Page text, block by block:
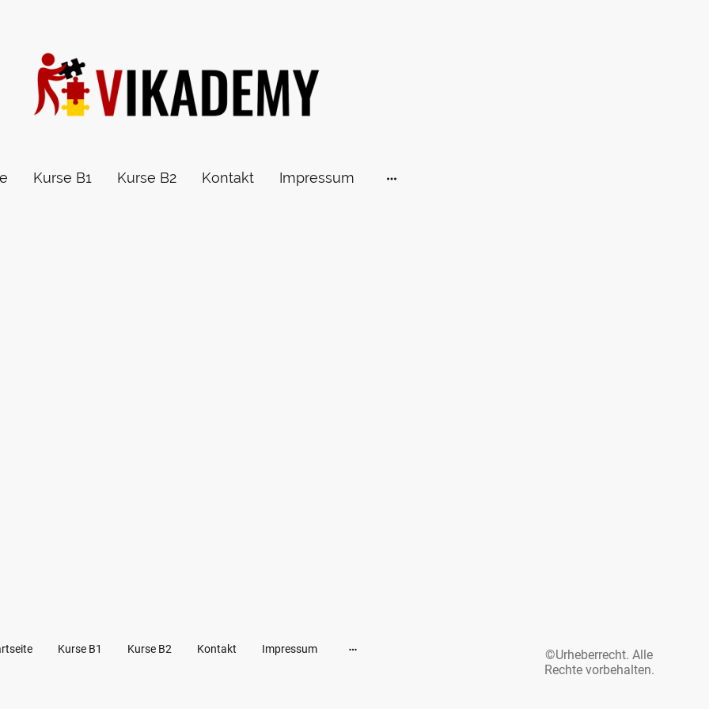
Kurse B1 Kurse B2 Kontakt Impressum
Kurse B1 Kurse B2 Kontakt Impressum
©Urheberrecht. Alle
Rechte vorbehalten.